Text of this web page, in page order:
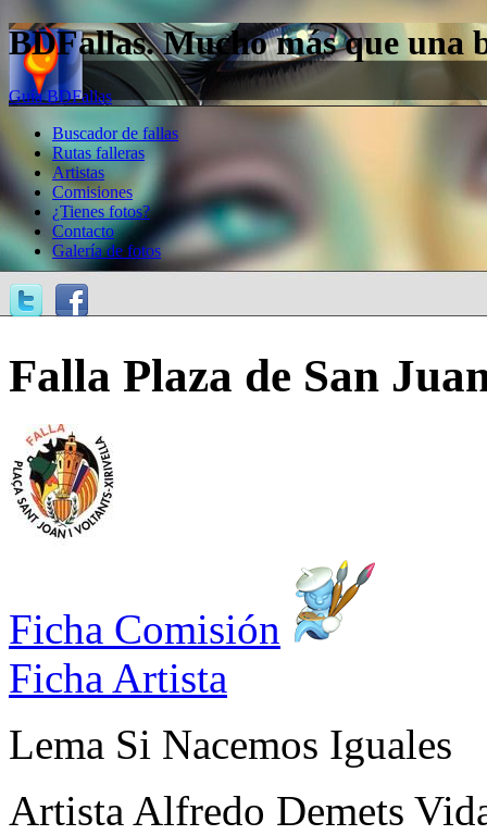
BDFallas. Mucho más que una
Guía BDFallas
Buscador de fallas
Rutas falleras
Artistas
Comisiones
¿Tienes fotos?
Contacto
Galería de fotos
Falla Plaza de San
Ficha Comisión
Ficha Artista
Lema Si Nacemos Iguales
Artista Alfredo Demets